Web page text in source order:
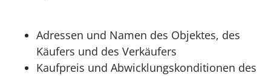
Adressen und Namen des Objektes, des
Käufers und des Verkäufers
Kaufpreis und Abwicklungskonditionen des